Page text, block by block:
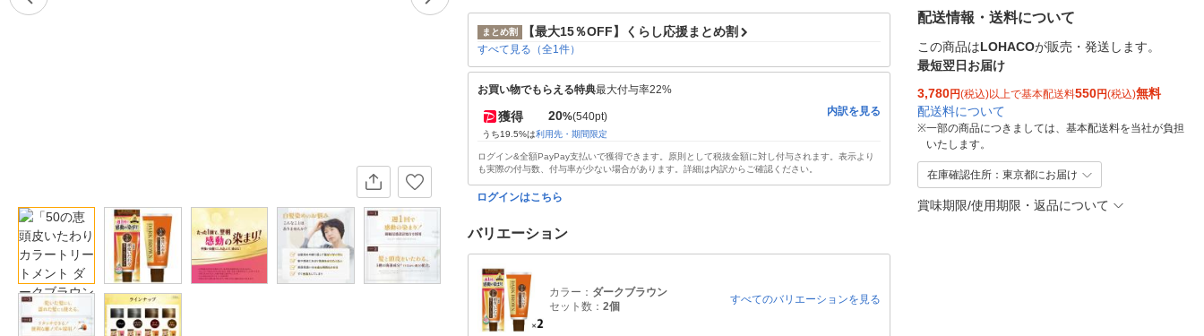
まとめ割 【最大15％OFF】くらし応援まとめ割
すべて見る（全1件）
お買い物でもらえる特典最大付与率22%
獲得 20%(540pt)
うち19.5%は利用先・期間限定
内訳を見る
ログイン&全額PayPay支払いで獲得できます。原則として税抜金額に対し付与されます。表示より
も実際の付与数、付与率が少ない場合があります。詳細は内訳からご確認ください。
ログインはこちら
バリエーション
カラー： ダークブラウン
セット数： 2個
すべてのバリエーションを見る
配送情報・送料について
この商品はLOHACOが販売・発送します。
最短翌日お届け
3,780円(税込)以上で基本配送料550円(税込)無料
配送料について
※一部の商品につきましては、基本配送料を当社が負担
いたします。
在庫確認住所：東京都にお届け
賞味期限/使用期限・返品について